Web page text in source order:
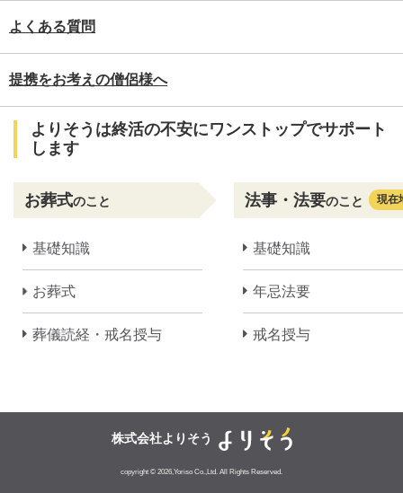
よくある質問
提携をお考えの僧侶様へ
よりそうは終活の不安にワンストップでサポート
します
お葬式のこと
基礎知識
お葬式
葬儀読経・戒名授与
法事・法要のこと 現在
基礎知識
年忌法要
戒名授与
株式会社よりそう
copyright © 2026,Yoriso Co.,Ltd. All Rights Reserved.